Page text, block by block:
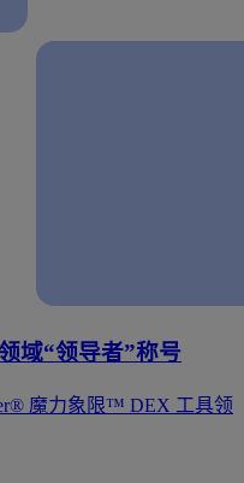
域“领导者”称号
魔力象限™ DEX 工具领